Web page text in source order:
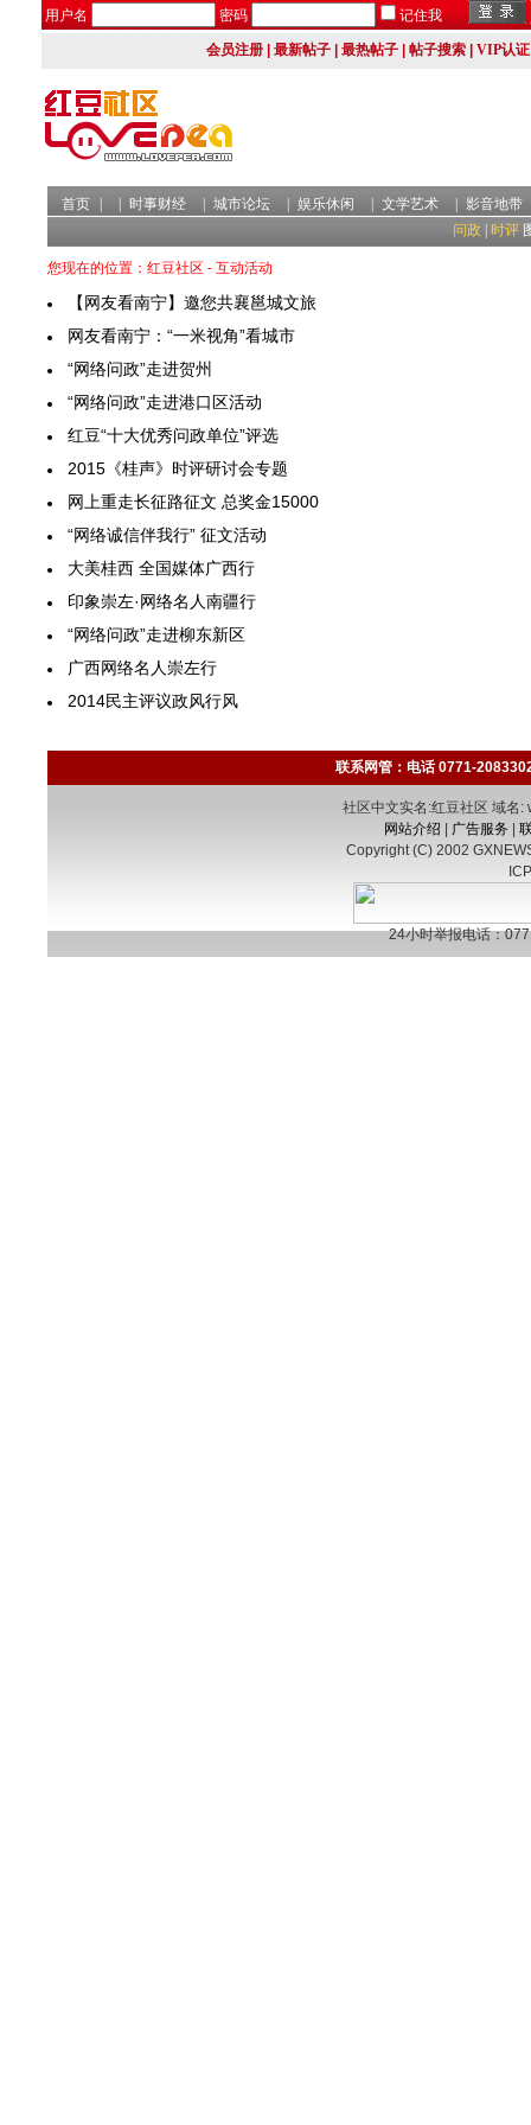
用户名 密码 记住我
会员注册 最新帖子 最热帖子 帖子搜索 VIP认证
首页 时事财经 城市论坛 娱乐休闲 文学艺术
影音地带
问政
时评
您现在的位置：红豆社区 - 互动活动
【网友看南宁】邀您共襄邕城文旅
网友看南宁：“一米视角”看城市
“网络问政”走进贺州
“网络问政”走进港口区活动
红豆“十大优秀问政单位”评选
2015《桂声》时评研讨会专题
网上重走长征路征文 总奖金15000
“网络诚信伴我行” 征文活动
大美桂西 全国媒体广西行
印象崇左·网络名人南疆行
“网络问政”走进柳东新区
广西网络名人崇左行
2014民主评议政风行风
联系网管：电话 0771-
社区中文实名:红豆社区 域名
网站介绍
广告服务|
Copyright (C) 2002
24小时举报电话：